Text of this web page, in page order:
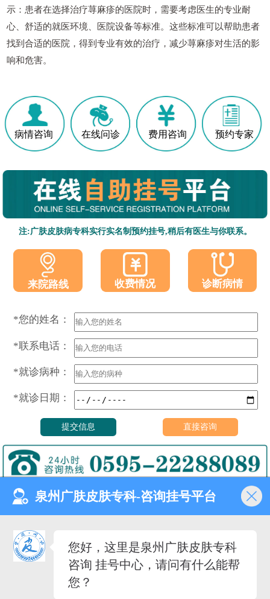
示：患者在选择治疗荨麻疹的医院时，需要考虑医生的专业耐
心、舒适的就医环境、医院设备等标准。这些标准可以帮助患者
找到合适的医院，得到专业有效的治疗，减少荨麻疹对生活的影
响和危害。
病情咨询 在线问诊 费用咨询 预约专家
注:广肤皮肤病专科实行实名制预约挂号,稍后有医生与你联系。
来院路线 收费情况 诊断病情
*您的姓名：
*联系电话：
*就诊病种：
*就诊日期：
门诊时间（无假日医院）
8:00—18:00
健康热线
0595-22288089
医院地址
泉州广肤皮肤专科-咨询挂号平台
您好，这里是泉州广肤皮肤专科
咨询 挂号中心，请问有什么能帮
您？